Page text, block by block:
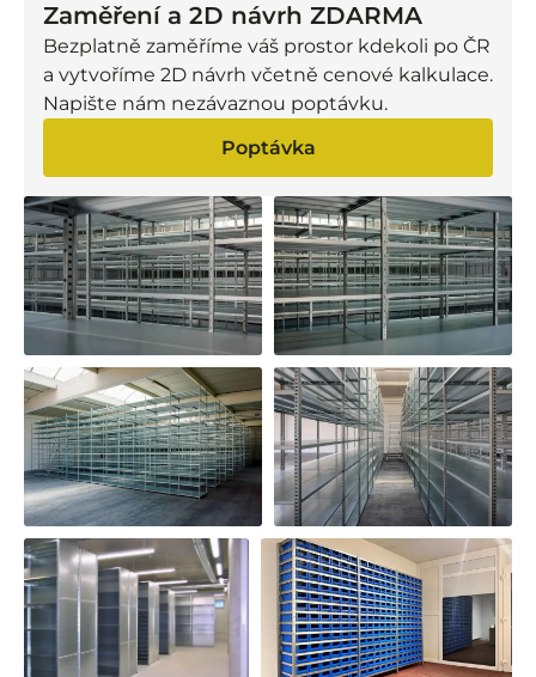
Zaměření a 2D návrh ZDARMA
Bezplatně zaměříme váš prostor kdekoli po ČR
a vytvoříme 2D návrh včetně cenové kalkulace.
Napište nám nezávaznou poptávku.
Poptávka